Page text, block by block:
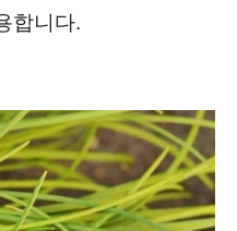
합니다.